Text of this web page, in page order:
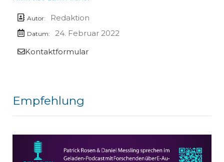
Autor: Redaktion
Datum:
24. Februar 2022
Kontaktformular
Empfehlung